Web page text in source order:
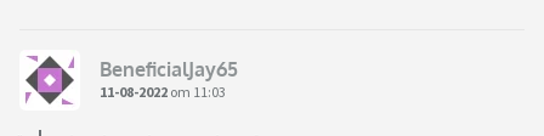
BeneficialJay65
11-08-2022 om 11:03